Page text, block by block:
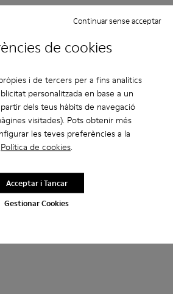
de cookies
i de tercers per a fins analítics
personalitzada en base a un
dels teus hàbits de navegació
visitades). Pots obtenir més
les teves preferències a la
Política de cookies.
Gestionar Cookies
Continuar sense acceptar
Acceptar i Tancar